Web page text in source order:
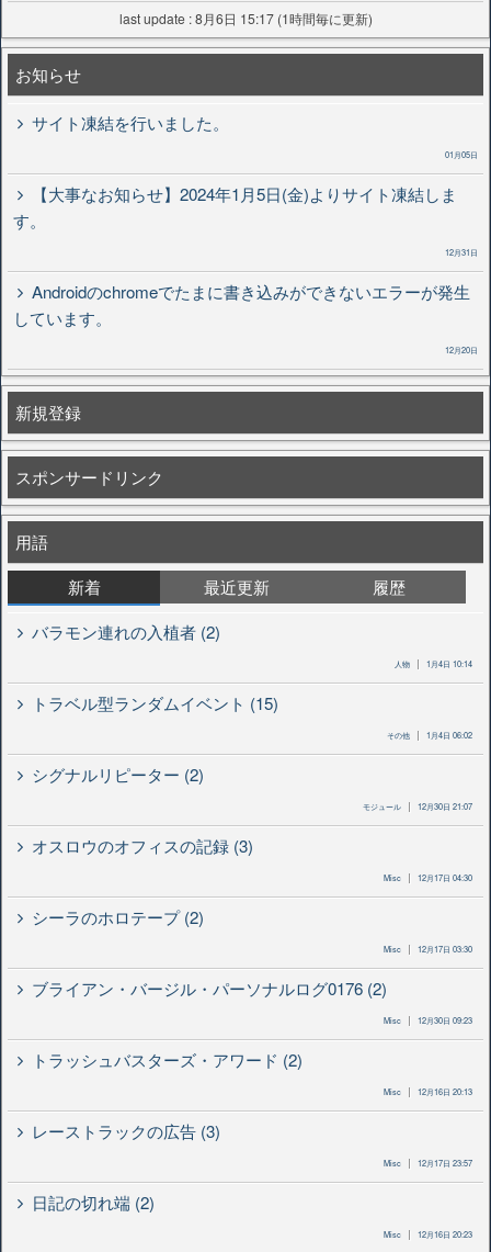
last update : 8月6日 15:17 (1時間毎に更新)
お知らせ
サイト凍結を行いました。
01月05日
【大事なお知らせ】2024年1月5日(金)よりサイト凍結しま
す。
12月31日
Androidのchromeでたまに書き込みができないエラーが発生
しています。
12月20日
新規登録
スポンサードリンク
用語
新着
最近更新
履歴
バラモン連れの入植者 (2)
人物 1月4日 10:14
トラベル型ランダムイベント (15)
その他 1月4日 06:02
シグナルリピーター (2)
モジュール 12月30日 21:07
オスロウのオフィスの記録 (3)
Misc 12月17日 04:30
シーラのホロテープ (2)
Misc 12月17日 03:30
ブライアン・バージル・パーソナルログ0176 (2)
Misc 12月30日 09:23
トラッシュバスターズ・アワード (2)
Misc 12月16日 20:13
レーストラックの広告 (3)
Misc 12月17日 23:57
日記の切れ端 (2)
Misc 12月16日 20:23